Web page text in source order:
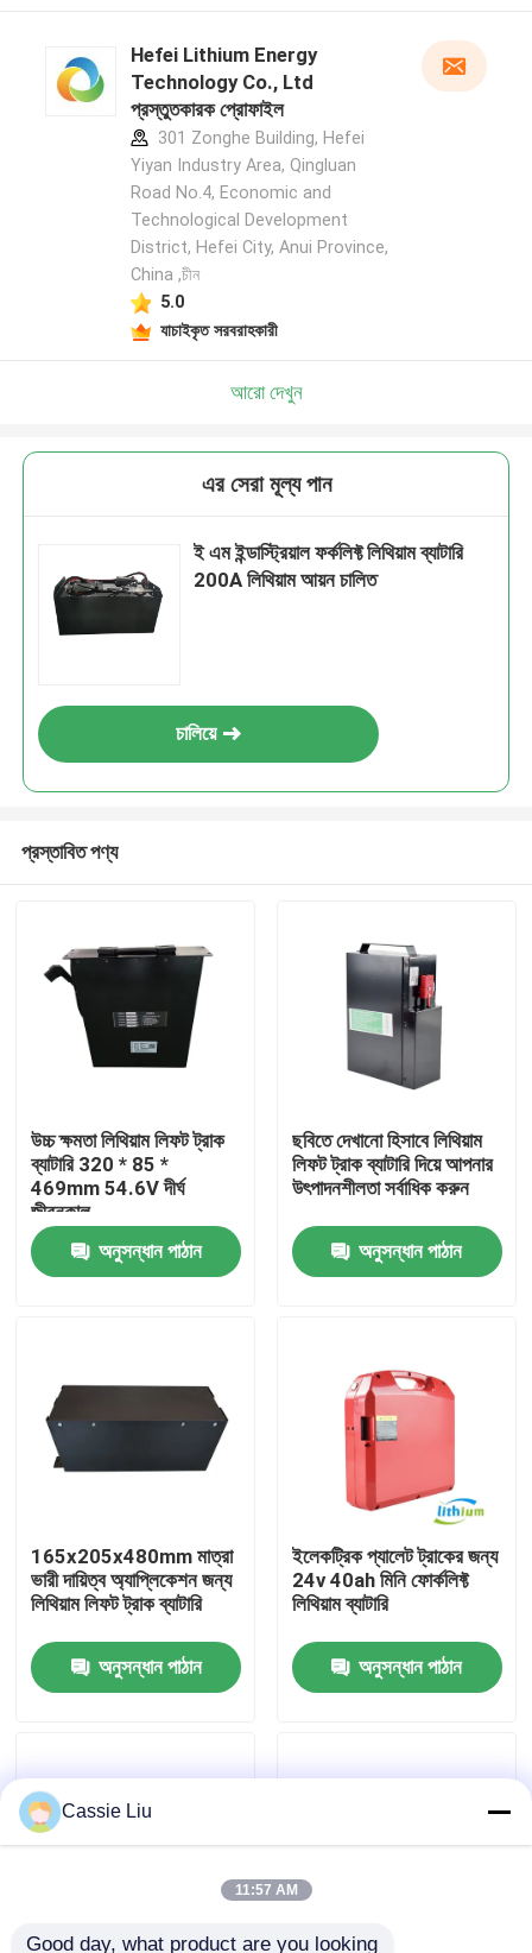
আমাদের সম্পর্কে
মান নিয়ন্ত্রণ
উদ্ধৃতির জন্য আবেদন
বৈদ্যুতিক ফর্কলিফ্ট লিথিয়াম আয়ন ব্যাটারি
প্যালেট ট্রাক ব্যাটারি
Hefei Lithium Energy
Technology Co., Ltd
প্রস্তুতকারক প্রোফাইল
301 Zonghe Building, Hefei
Yiyan Industry Area, Qingluan
Road No.4, Economic and
Technological Development
District, Hefei City, Anui Province,
China ,চীন
5.0
যাচাইকৃত সরবরাহকারী
আরো দেখুন
এর সেরা মূল্য পান
ই এম ইন্ডাস্ট্রিয়াল ফর্কলিফ্ট লিথিয়াম ব্যাটারি
200A লিথিয়াম আয়ন চালিত
চালিয়ে
প্রস্তাবিত পণ্য
উচ্চ ক্ষমতা লিথিয়াম লিফট ট্রাক
ব্যাটারি 320 * 85 *
469mm 54.6V দীর্ঘ
জীবনকাল
অনুসন্ধান পাঠান
ছবিতে দেখানো হিসাবে লিথিয়াম
লিফট ট্রাক ব্যাটারি দিয়ে আপনার
উৎপাদনশীলতা সর্বাধিক করুন
অনুসন্ধান পাঠান
165x205x480mm মাত্রা
ভারী দায়িত্ব অ্যাপ্লিকেশন জন্য
লিথিয়াম লিফট ট্রাক ব্যাটারি
অনুসন্ধান পাঠান
ইলেকট্রিক প্যালেট ট্রাকের জন্য
24v 40ah মিনি ফোর্কলিফ্ট
লিথিয়াম ব্যাটারি
অনুসন্ধান পাঠান
Cassie Liu
11:57 AM
Good day, what product are you looking